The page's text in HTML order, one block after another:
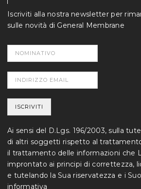
Iscriviti alla nostra newsletter per
sulle novità di General Membrane
Ai sensi del D.Lgs. 196/2003, sulla
di altri soggetti rispetto al
il trattamento delle informazioni che
improntato ai principi di correttezza,
e tutelando la Sua riservatezza e i
informativa